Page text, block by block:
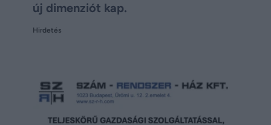
új dimenziót kap.
Hirdetés